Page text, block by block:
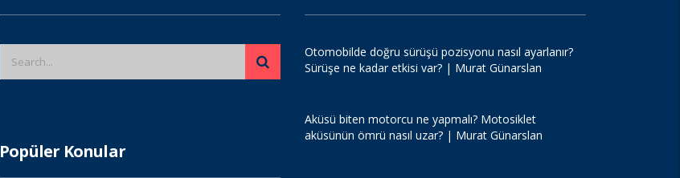
Popüler Konular
Otomobilde doğru sürüşü pozisyonu nasıl ayarlanır?
Sürüşe ne kadar etkisi var? | Murat Günarslan
Aküsü biten motorcu ne yapmalı? Motosiklet
aküsünün ömrü nasıl uzar? | Murat Günarslan